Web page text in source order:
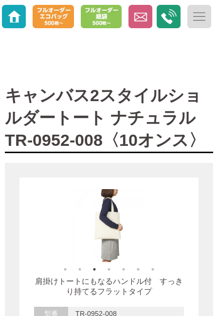
キャンバス2スタイルショ
ルダートート ナチュラル
TR-0952-008〈10オンス〉
肩掛けトートにもなるハンドル付 すっき
り持てるフラットタイプ
型番
TR-0952-008